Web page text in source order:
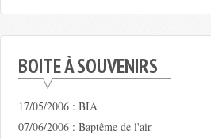
BOITE À SOUVENIRS
17/05/2006 : BIA
07/06/2006 : Baptême de l'air